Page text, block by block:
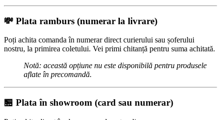
💸 Plata ramburs (numerar la livrare)
Poți achita comanda în numerar direct curierului sau șoferului
nostru, la primirea coletului. Vei primi chitanță pentru suma achitată.
Notă: această opțiune nu este disponibilă pentru produsele
aflate în precomandă.
🏪 Plata în showroom (card sau numerar)